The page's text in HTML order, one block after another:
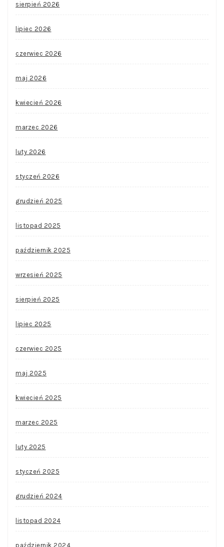
sierpień 2026
lipiec 2026
czerwiec 2026
maj 2026
kwiecień 2026
marzec 2026
luty 2026
styczeń 2026
grudzień 2025
listopad 2025
październik 2025
wrzesień 2025
sierpień 2025
lipiec 2025
czerwiec 2025
maj 2025
kwiecień 2025
marzec 2025
luty 2025
styczeń 2025
grudzień 2024
listopad 2024
październik 2024